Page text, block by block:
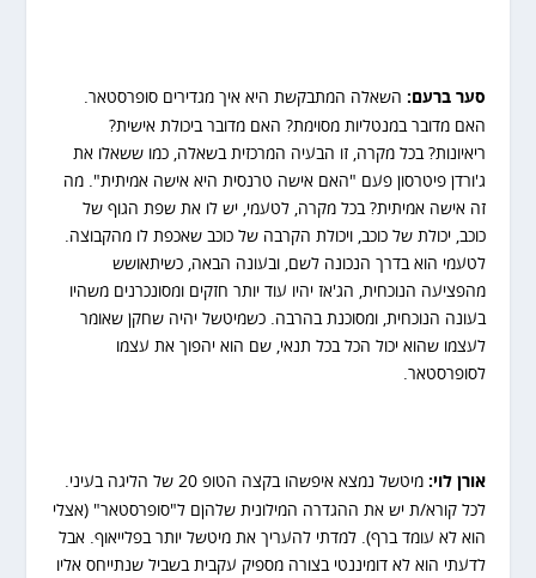
סער ברעם: השאלה המתבקשת היא איך מגדירים סופרסטאר.
האם מדובר במנטליות מסוימת? האם מדובר ביכולת אישית?
ריאיונות? בכל מקרה, זו הבעיה המרכזית בשאלה, כמו ששאלו את
ג'ורדן פיטרסון פעם "האם אישה טרנסית היא אישה אמיתית". מה
זה אישה אמיתית? בכל מקרה, לטעמי, יש לו את שפת הגוף של
כוכב, יכולת של כוכב, ויכולת הקרבה של כוכב שאכפת לו מהקבוצה.
לטעמי הוא בדרך הנכונה לשם, ובעונה הבאה, כשיתאושש
מהפציעה הנוכחית, הג'אז יהיו עוד יותר חזקים ומסונכרנים משהיו
בעונה הנוכחית, ומסוכנת בהרבה. כשמיטשל יהיה שחקן שאומר
לעצמו שהוא יכול הכל בכל תנאי, שם הוא יהפוך את עצמו
לסופרסטאר.
אורן לוי:
מיטשל נמצא איפשהו בקצה הטופ 20 של הליגה בעיני.
לכל קורא/ת יש את ההגדרה המילונית שלהןם ל"סופרסטאר" (אצלי
הוא לא עומד ברף). למדתי להעריך את מיטשל יותר בפלייאוף. אבל
לדעתי הוא לא דומיננטי בצורה מספיק עקבית בשביל שנתייחס אליו